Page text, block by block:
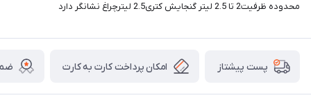
محدوده ظرفیت2 تا 2.5 لیتر گنجایش کتری2.5 لیترچراغ نشانگر دارد
پست پیشتاز امکان پرداخت کارت به کارت